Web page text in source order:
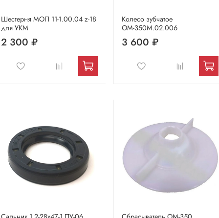
Шестерня МОП 11-1.00.04 z-18
для УКМ
2 300 ₽
Колесо зубчатое
ОМ-350М.02.006
3 600 ₽